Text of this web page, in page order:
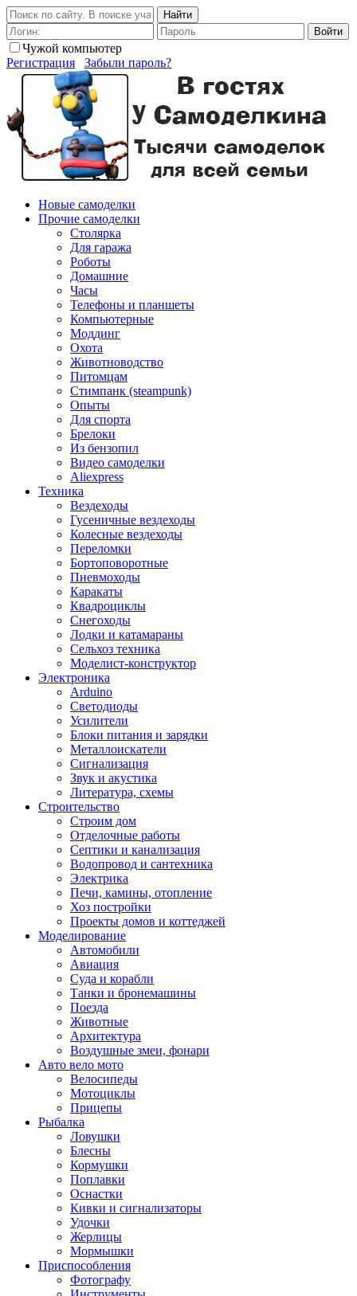
Найти
Войти
Чужой компьютер
Регистрация
Забыли пароль?
Новые самоделки
Прочие самоделки
Столярка
Для гаража
Роботы
Домашние
Часы
Телефоны и планшеты
Компьютерные
Моддинг
Охота
Животноводство
Питомцам
Стимпанк (steampunk)
Опыты
Для спорта
Брелоки
Из бензопил
Видео самоделки
Aliexpress
Техника
Вездеходы
Гусеничные вездеходы
Колесные вездеходы
Переломки
Бортоповоротные
Пневмоходы
Каракаты
Квадроциклы
Снегоходы
Лодки и катамараны
Сельхоз техника
Моделист-конструктор
Электроника
Arduino
Светодиоды
Усилители
Блоки питания и зарядки
Металлоискатели
Сигнализация
Звук и акустика
Литература, схемы
Строительство
Строим дом
Отделочные работы
Септики и канализация
Водопровод и сантехника
Электрика
Печи, камины, отопление
Хоз постройки
Проекты домов и коттеджей
Моделирование
Автомобили
Авиация
Суда и корабли
Танки и бронемашины
Поезда
Животные
Архитектура
Воздушные змеи, фонари
Авто вело мото
Велосипеды
Мотоциклы
Прицепы
Рыбалка
Ловушки
Блесны
Кормушки
Поплавки
Оснастки
Кивки и сигнализаторы
Удочки
Жерлицы
Мормышки
Приспособления
Фотографу